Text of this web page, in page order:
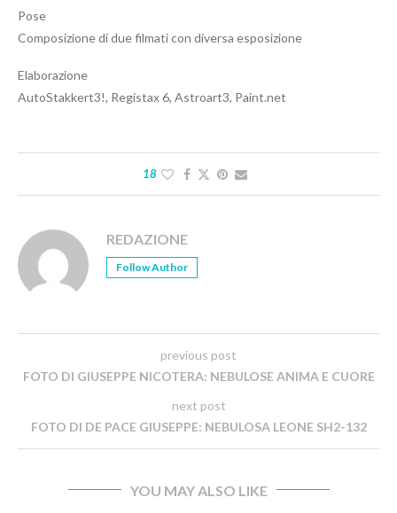
Pose
Composizione di due filmati con diversa esposizione
Elaborazione
AutoStakkert3!, Registax 6, Astroart3, Paint.net
18
REDAZIONE
Follow Author
previous post
FOTO DI GIUSEPPE NICOTERA: NEBULOSE ANIMA E CUORE
next post
FOTO DI DE PACE GIUSEPPE: NEBULOSA LEONE SH2-132
YOU MAY ALSO LIKE